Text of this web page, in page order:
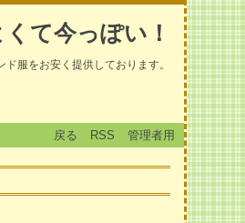
て今っぽい！
ド服をお安く提供しております。
戻る RSS 管理者用